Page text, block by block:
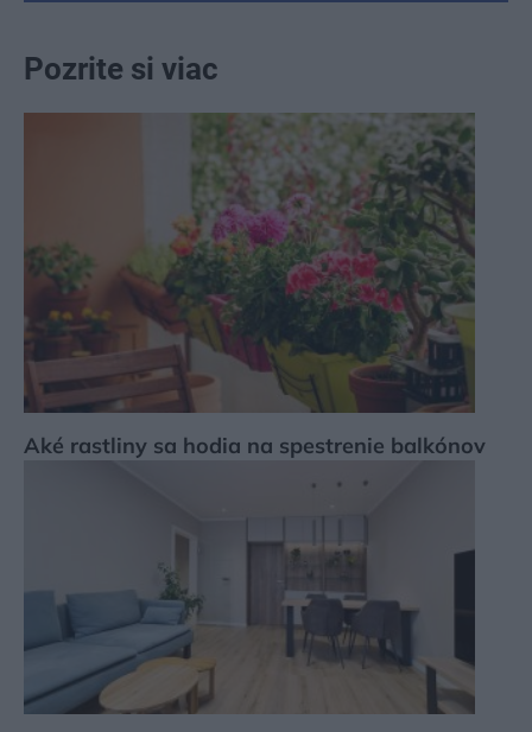
Pozrite si viac
Aké rastliny sa hodia na spestrenie balkónov